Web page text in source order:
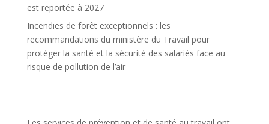
est reportée à 2027
Incendies de forêt exceptionnels : les
recommandations du ministère du Travail pour
protéger la santé et la sécurité des salariés face au
risque de pollution de l’air